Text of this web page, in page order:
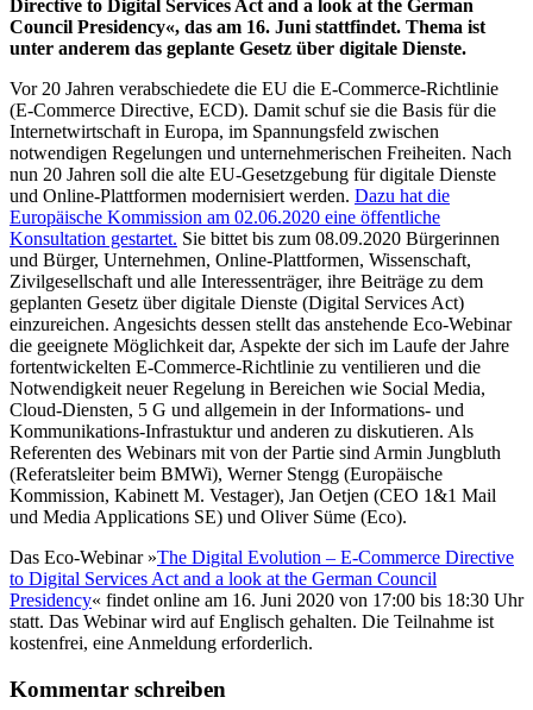
Directive to Digital Services Act and a look at the German
Council Presidency«, das am 16. Juni stattfindet. Thema ist
unter anderem das geplante Gesetz über digitale Dienste.
Vor 20 Jahren verabschiedete die EU die E-Commerce-Richtlinie
(E-Commerce Directive, ECD). Damit schuf sie die Basis für die
Internetwirtschaft in Europa, im Spannungsfeld zwischen
notwendigen Regelungen und unternehmerischen Freiheiten. Nach
nun 20 Jahren soll die alte EU-Gesetzgebung für digitale Dienste
und Online-Plattformen modernisiert werden. Dazu hat die
Europäische Kommission am 02.06.2020 eine öffentliche
Konsultation gestartet. Sie bittet bis zum 08.09.2020 Bürgerinnen
und Bürger, Unternehmen, Online-Plattformen, Wissenschaft,
Zivilgesellschaft und alle Interessenträger, ihre Beiträge zu dem
geplanten Gesetz über digitale Dienste (Digital Services Act)
einzureichen. Angesichts dessen stellt das anstehende Eco-Webinar
die geeignete Möglichkeit dar, Aspekte der sich im Laufe der Jahre
fortentwickelten E-Commerce-Richtlinie zu ventilieren und die
Notwendigkeit neuer Regelung in Bereichen wie Social Media,
Cloud-Diensten, 5 G und allgemein in der Informations- und
Kommunikations-Infrastuktur und anderen zu diskutieren. Als
Referenten des Webinars mit von der Partie sind Armin Jungbluth
(Referatsleiter beim BMWi), Werner Stengg (Europäische
Kommission, Kabinett M. Vestager), Jan Oetjen (CEO 1&1 Mail
und Media Applications SE) und Oliver Süme (Eco).
Das Eco-Webinar »The Digital Evolution – E-Commerce Directive
to Digital Services Act and a look at the German Council
Presidency« findet online am 16. Juni 2020 von 17:00 bis 18:30 Uhr
statt. Das Webinar wird auf Englisch gehalten. Die Teilnahme ist
kostenfrei, eine Anmeldung erforderlich.
Kommentar schreiben